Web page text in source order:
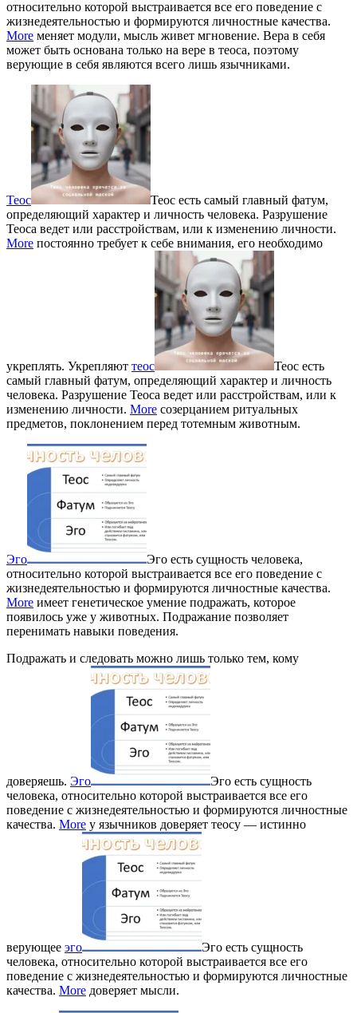
относительно которой выстраивается все его поведение с
жизнедеятельностью и формируются личностные качества.
More меняет модули, мысль живет мгновение. Вера в себя
может быть основана только на вере в теоса, поэтому
верующие в себя являются всего лишь язычниками.
Теос
Теос есть самый главный фатум,
определяющий характер и личность человека. Разрушение
Теоса ведет или расстройствам, или к изменению личности.
More постоянно требует к себе внимания, его необходимо
укреплять. Укрепляют теос
Теос есть
самый главный фатум, определяющий характер и личность
человека. Разрушение Теоса ведет или расстройствам, или к
изменению личности. More созерцанием ритуальных
предметов, поклонением перед тотемным животным.
Эго
Эго есть сущность человека,
относительно которой выстраивается все его поведение с
жизнедеятельностью и формируются личностные качества.
More имеет генетическое умение подражать, которое
появилось уже у животных. Подражание позволяет
перенимать навыки поведения.
Подражать и следовать можно лишь только тем, кому
доверяешь. Эго
Эго есть сущность
человека, относительно которой выстраивается все его
поведение с жизнедеятельностью и формируются личностные
качества. More у язычников доверяет теосу — истинно
верующее эго
Эго есть сущность
человека, относительно которой выстраивается все его
поведение с жизнедеятельностью и формируются личностные
качества. More доверяет мысли.